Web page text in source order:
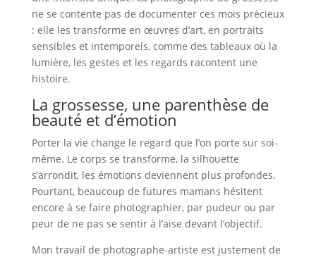
ne se contente pas de documenter ces mois précieux
: elle les transforme en œuvres d’art, en portraits
sensibles et intemporels, comme des tableaux où la
lumière, les gestes et les regards racontent une
histoire.
La grossesse, une parenthèse de
beauté et d’émotion
Porter la vie change le regard que l’on porte sur soi-
même. Le corps se transforme, la silhouette
s’arrondit, les émotions deviennent plus profondes.
Pourtant, beaucoup de futures mamans hésitent
encore à se faire photographier, par pudeur ou par
peur de ne pas se sentir à l’aise devant l’objectif.
Mon travail de photographe-artiste est justement de